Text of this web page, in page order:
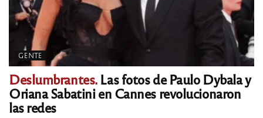
GENTE
Deslumbrantes.Las fotos de Paulo Dybala y
Oriana Sabatini en Cannes revolucionaron
las redes